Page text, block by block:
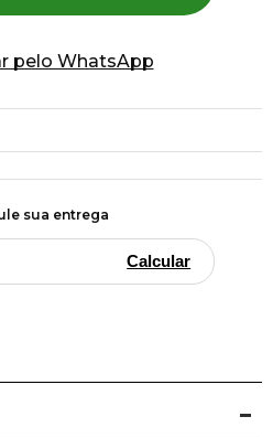
pelo WhatsApp
sua entrega
Calcular